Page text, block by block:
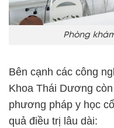
Phòng
Bên cạnh các công
Khoa Thái Dương
phương pháp y học
quả điều trị lâu dài: